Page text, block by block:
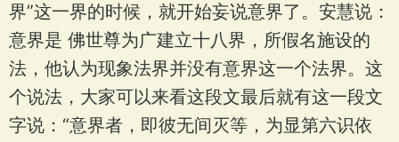
界”这一界的时候，就开始妄说意界了。安慧说：
意界是 佛世尊为广建立十八界，所假名施设的
法，他认为现象法界并没有意界这一个法界。这
个说法，大家可以来看这段文最后就有这一段文
字说：“意界者，即彼无间灭等，为显第六识依